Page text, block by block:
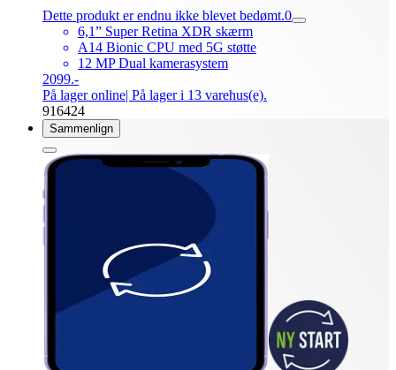
Dette produkt er endnu ikke blevet bedømt.0
6,1” Super Retina XDR skærm
A14 Bionic CPU med 5G støtte
12 MP Dual kamerasystem
2099.-
På lager online| På lager i 13 varehus(e).
916424
Sammenlign